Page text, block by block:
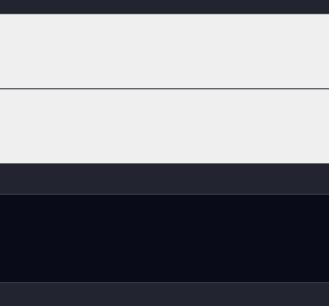
de réviser sans limites!